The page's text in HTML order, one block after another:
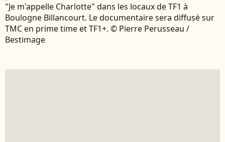
"Je m'appelle Charlotte" dans les locaux de TF1 à
Boulogne Billancourt. Le documentaire sera diffusé sur
TMC en prime time et TF1+. © Pierre Perusseau /
Bestimage